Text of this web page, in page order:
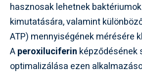
hasznosak lehetnek
kimutatására, valamint
ATP) mennyiségének mérésére
Aperoxiluciferin képződésének
optimalizálása ezen